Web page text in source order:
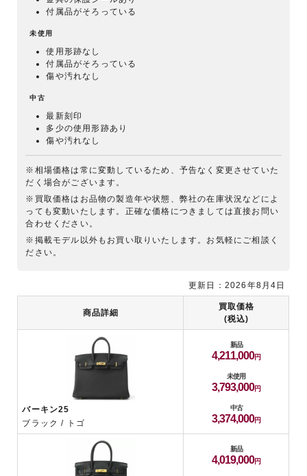
付属品がそろっている
未使用
使用形跡なし
付属品がそろっている
傷や汚れなし
中古
最新刻印
多少の使用形跡あり
傷や汚れなし
※相場価格は常に変動しているため、予告なく変更させていた
だく場合がございます。
※買取価格はお品物の製造年や状態、弊社の在庫状況などによ
っても変動いたします。正確な価格につきましては直接お問い
合わせください。
※掲載モデル以外もお買い取りいたします。お気軽にご相談く
ださい。
商品詳細
買取価格
(税込)
バーキン25
ブラック / トゴ
新品
4,211,000
未使用
3,793,000
中古
3,374,000
新品
4,019,000
更新日：2026年8月4日